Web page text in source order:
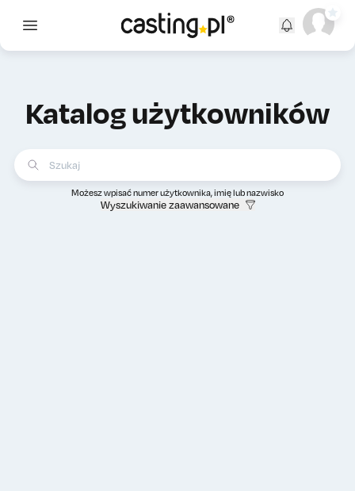
Open main menu
Katalog użytkowników
Możesz wpisać numer użytkownika, imię lub nazwisko
Wyszukiwanie zaawansowane